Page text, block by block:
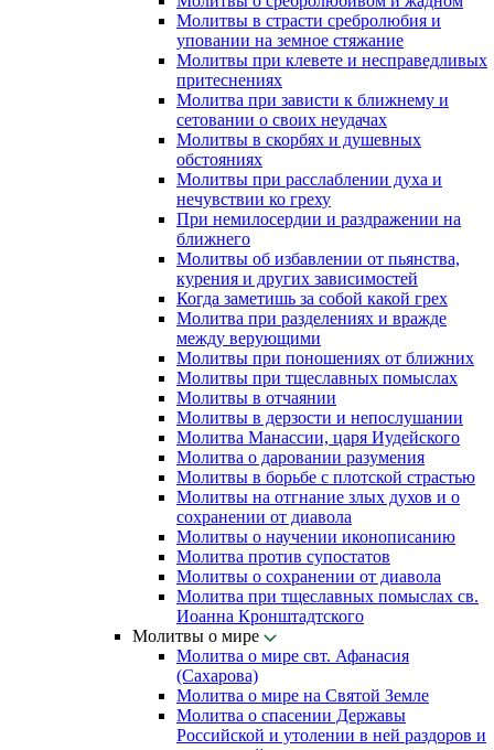
Молитвы в страсти сребролюбия и
уповании на земное стяжание
Молитвы при клевете и несправедливых
притеснениях
Молитва при зависти к ближнему и
сетовании о своих неудачах
Молитвы в скорбях и душевных
обстояниях
Молитвы при расслаблении духа и
нечувствии ко греху
При немилосердии и раздражении на
ближнего
Молитвы об избавлении от пьянства,
курения и других зависимостей
Когда заметишь за собой какой грех
Молитва при разделениях и вражде
между верующими
Молитвы при поношениях от ближних
Молитвы при тщеславных помыслах
Молитвы в отчаянии
Молитвы в дерзости и непослушании
Молитва Манассии, царя Иудейского
Молитва о даровании разумения
Молитвы в борьбе с плотской страстью
Молитвы на отгнание злых духов и о
сохранении от диавола
Молитвы о научении иконописанию
Молитва против супостатов
Молитвы о сохранении от диавола
Молитва при тщеславных помыслах св.
Иоанна Кронштадтского
Молитвы о мире
Молитва о мире свт. Афанасия
(Сахарова)
Молитва о мире на Святой Земле
Молитва о спасении Державы
Российской и утолении в ней раздоров и